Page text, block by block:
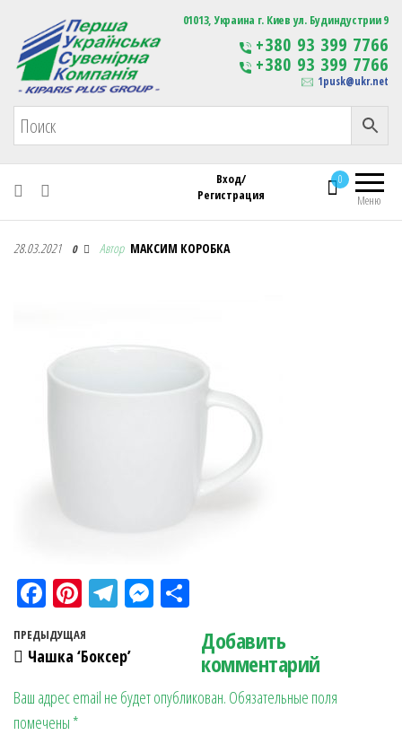
Первая Украинская Сувенирная Компания Изготовление
сувенирной продукции
с логотипом
01013, Украина г. Киев ул. Будиндустрии 9
+380 93 399 7766
+380 93 399 7766
1pusk@ukr.net
Меню
0
Вход/
Регистрация
Первая Украинская Сувенирная Компания
28.03.2021 0 Автор МАКСИМ КОРОБКА
Fa
ce
bo
Pi
nt
er
t
Te
gr
a
m
M
ge
ра
в
ит
Навигация по записям
Предыдущая запись
ПРЕДЫДУЩАЯ
Чашка ‘Боксер’
Добавить
комментарий
Ваш адрес email не будет опубликован. Обязательные поля
помечены *